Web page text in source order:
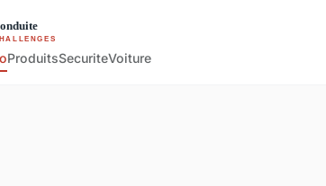
ProduitsSecuriteVoiture